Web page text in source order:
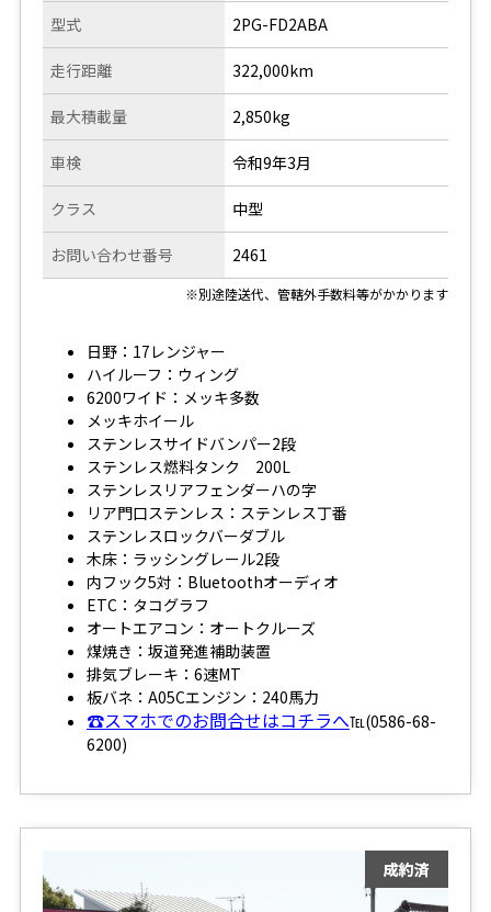
型式
走行距離
2PG-FD2ABA
322,000km
最大積載量
車検
クラス
お問い合わせ番号
2,850kg
令和9年3月
中型
2461
※別途陸送代、管轄外手数料等がかかります
日野：17レンジャー
ハイルーフ：ウィング
6200ワイド：メッキ多数
メッキホイール
ステンレスサイドバンパー2段
ステンレス燃料タンク 200L
ステンレスリアフェンダーハの字
リア門口ステンレス：ステンレス丁番
ステンレスロックバーダブル
木床：ラッシングレール2段
内フック5対：Bluetoothオーディオ
ETC：タコグラフ
オートエアコン：オートクルーズ
煤焼き：坂道発進補助装置
排気ブレーキ：6速MT
板バネ：A05Cエンジン：240馬力
☎スマホでのお問合せはコチラへ℡(0586-68-
6200)